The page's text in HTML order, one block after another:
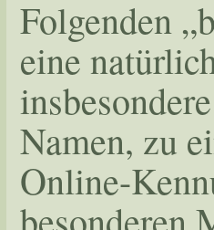
Folgenden
eine
Namen, zu
Online-